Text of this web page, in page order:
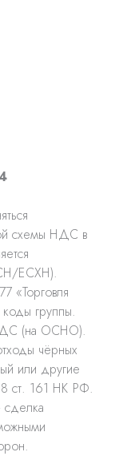
схемы НДС в
ЕСХН).
«Торговля
группы.
(на ОСНО).
чёрных
или другие
ст. 161 НК РФ.